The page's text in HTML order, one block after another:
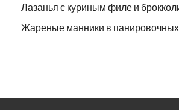
Лазанья с куриным филе и
Жареные манники в панировочных